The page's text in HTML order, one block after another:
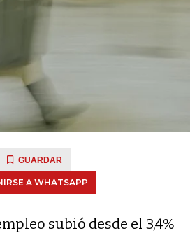
GUARDAR
A WHATSAPP
subió desde el 3,4%